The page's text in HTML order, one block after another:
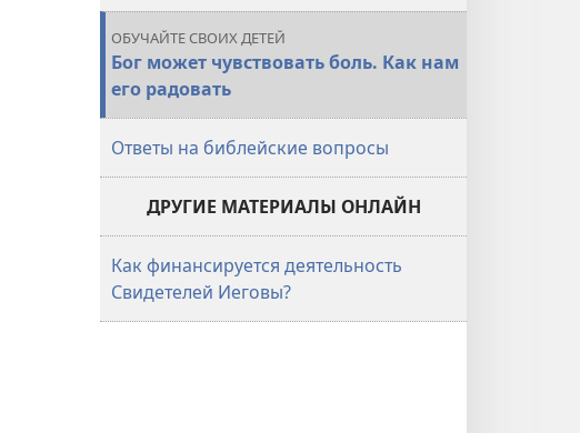
ОБУЧАЙТЕ СВОИХ ДЕТЕЙ
Бог может чувствовать боль. Как нам
его радовать
Ответы на библейские вопросы
ДРУГИЕ МАТЕРИАЛЫ ОНЛАЙН
Как финансируется деятельность
Свидетелей Иеговы?